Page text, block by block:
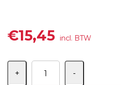
€15,45 incl. BTW
+
-